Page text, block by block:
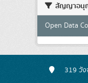
สัญญาอนุ
Open Data
319 วั